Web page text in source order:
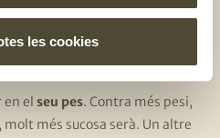
les cookies
una síndria
en el seu pes. Contra més pesi,
més sucosa serà. Un altre